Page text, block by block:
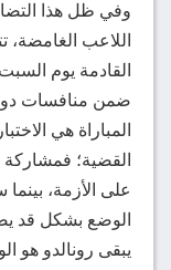
وفي ظل هذا
اللاعب الغامضة،
القادمة يوم
ضمن منافسات
المباراة هي
القضية؛ فمشاركة
على الأزمة، بينما
الوضع بشكل قد
يبقى رونالدو هو